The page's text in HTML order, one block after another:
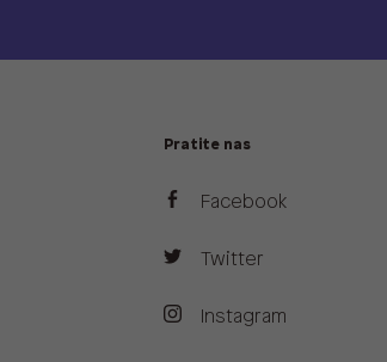
Pratite nas
Facebook
Twitter
Instagram